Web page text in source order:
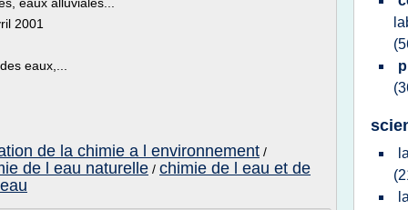
2001
eaux,...
de la chimie a l environnement /
de l eau naturelle / chimie de l eau et de